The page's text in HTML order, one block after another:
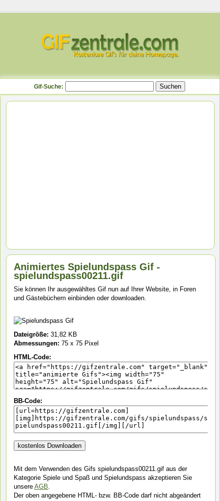
Gif-Suche:
Animiertes Spielundspass Gif -
spielundspass00211.gif
Sie können Ihr ausgewähltes Gif nun auf Ihrer Website, in Foren
und Gästebüchern einbinden oder downloaden.
Dateigröße: 31,82 KB
Abmessungen: 75 x 75 Pixel
HTML-Code:
BB-Code:
Mit dem Verwenden des Gifs spielundspass00211.gif aus der
Kategorie Spiele und Spaß und Spielundspass akzeptieren Sie
unsere AGB.
Der oben angegebene HTML- bzw. BB-Code darf nicht abgeändert